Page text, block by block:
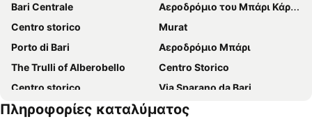
Bari Centrale
Αεροδρόμιο του Μπάρι Κάρολος Βοϊτίλας
Centro storico
Murat
Porto di Bari
Αεροδρόμιο Μπάρι
The Trulli of Alberobello
Centro Storico
Centro storico
Via Sparano da Bari
Centro Storico di Ostuni
Porto Rosso
Πληροφορίες καταλύματος